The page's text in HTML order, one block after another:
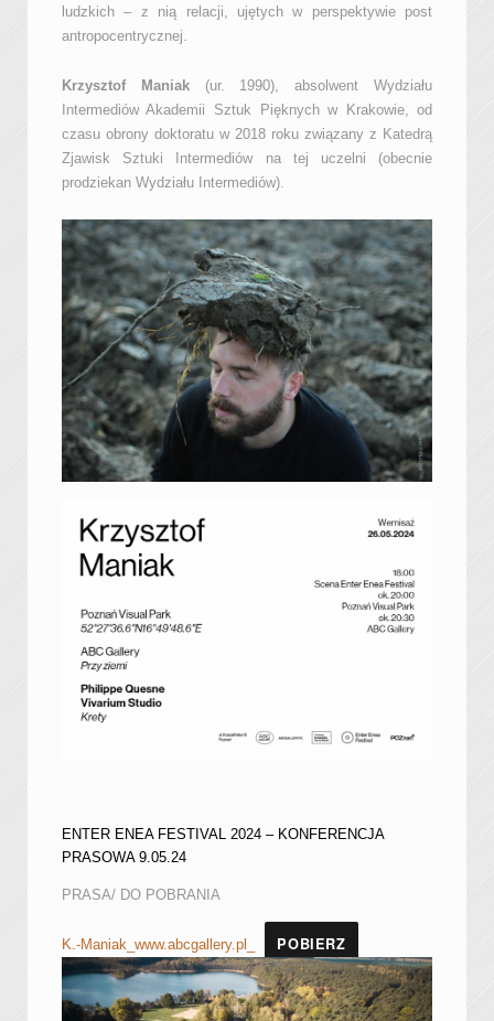
ludzkich – z nią relacji, ujętych w perspektywie post
antropocentrycznej.
Krzysztof Maniak(ur. 1990), absolwent Wydziału
Intermediów Akademii Sztuk Pięknych w Krakowie, od
czasu obrony doktoratu w 2018 roku związany z Katedrą
Zjawisk Sztuki Intermediów na tej uczelni (obecnie
prodziekan Wydziału Intermediów).
ENTER ENEA FESTIVAL 2024 – KONFERENCJA
PRASOWA 9.05.24
PRASA/ DO POBRANIA
K.-Maniak_www.abcgallery.pl_ POBIERZ